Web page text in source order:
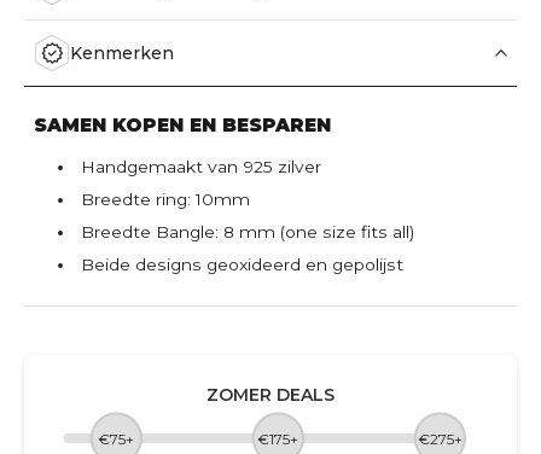
Kenmerken
SAMEN KOPEN EN BESPAREN
Handgemaakt van 925 zilver
Breedte ring: 10mm
Breedte Bangle: 8 mm (one size fits all)
Beide designs geoxideerd en gepolijst
ZOMER DEALS
€75+ €175+ €275+